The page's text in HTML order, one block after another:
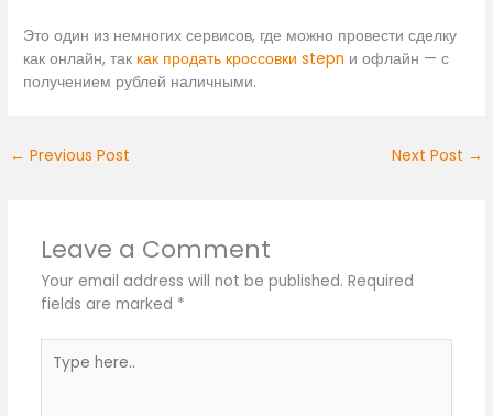
Это один из немногих сервисов, где можно провести сделку
как онлайн, так как продать кроссовки stepn и офлайн — с
получением рублей наличными.
← Previous Post Next Post →
Leave a Comment
Your email address will not be published. Required
fields are marked *
here..